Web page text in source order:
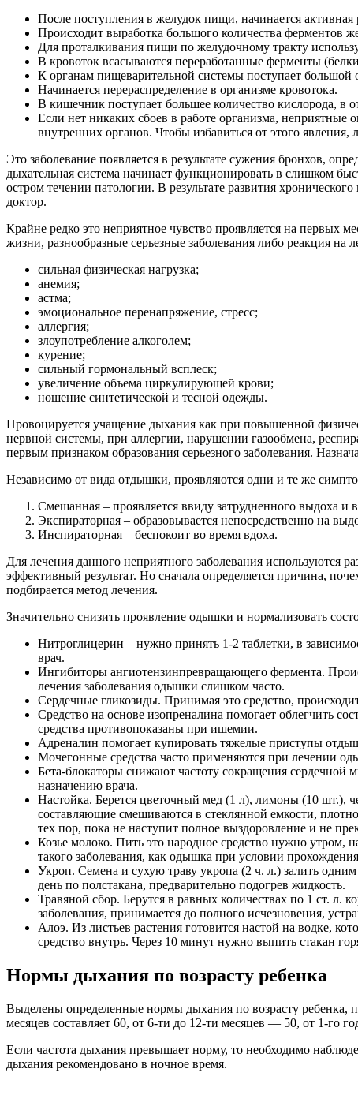
После поступления в желудок пищи, начинается
Происходит выработка большого количества ферментов
Для проталкивания пищи по желудочному тракту
В кровоток всасываются переработанные ферменты
К органам пищеварительной системы поступает большой
Начинается перераспределение в организме кровотока.
В кишечник поступает большее количество кислорода, в
Если нет никаких сбоев в работе организма, неприятные
внутренних органов. Чтобы избавиться от этого
Это заболевание появляется в результате сужения бронхов,
дыхательная система начинает функционировать в слишком
остром течении патологии. В результате развития
доктор.
Крайне редко это неприятное чувство проявляется на первых
жизни, разнообразные серьезные заболевания либо реакция
сильная физическая нагрузка;
анемия;
астма;
эмоциональное перенапряжение, стресс;
аллергия;
злоупотребление алкоголем;
курение;
сильный гормональный всплеск;
увеличение объема циркулирующей крови;
ношение синтетической и тесной одежды.
Провоцируется учащение дыхания как при повышенной
нервной системы, при аллергии, нарушении газообмена,
первым признаком образования серьезного заболевания.
Независимо от вида отдышки, проявляются одни и те же
Смешанная – проявляется ввиду затрудненного выдоха и
Экспираторная – образовывается непосредственно на
Инспираторная – беспокоит во время вдоха.
Для лечения данного неприятного заболевания используются
эффективный результат. Но сначала определяется причина,
подбирается метод лечения.
Значительно снизить проявление одышки и нормализовать
Нитроглицерин – нужно принять 1-2 таблетки, в
врач.
Ингибиторы ангиотензинпревращающего фермента.
лечения заболевания одышки слишком часто.
Сердечные гликозиды. Принимая это средство,
Средство на основе изопреналина помогает облегчить
средства противопоказаны при ишемии.
Адреналин помогает купировать тяжелые приступы
Мочегонные средства часто применяются при лечении
Бета-блокаторы снижают частоту сокращения
назначению врача.
Настойка. Берется цветочный мед (1 л), лимоны (10 шт.),
составляющие смешиваются в стеклянной емкости,
тех пор, пока не наступит полное выздоровление и не
Козье молоко. Пить это народное средство нужно утром,
такого заболевания, как одышка при условии
Укроп. Семена и сухую траву укропа (2 ч. л.) залить
день по полстакана, предварительно подогрев жидкость.
Травяной сбор. Берутся в равных количествах по 1 ст. л.
заболевания, принимается до полного исчезновения,
Алоэ. Из листьев растения готовится настой на водке,
средство внутрь. Через 10 минут нужно выпить стакан
Нормы дыхания по возрасту ребенка
Выделены определенные нормы дыхания по возрасту ребенка,
месяцев составляет 60, от 6-ти до 12-ти месяцев — 50, от 1-го
Если частота дыхания превышает норму, то необходимо
дыхания рекомендовано в ночное время.